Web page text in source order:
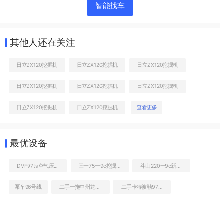
右前45
智能找车
其他人还在关注
日立ZX120挖掘机 日立ZX120挖掘机 日立ZX120挖掘机
日立ZX120挖掘机 日立ZX120挖掘机 日立ZX120挖掘机
日立ZX120挖掘机 日立ZX120挖掘机 查看更多
最优设备
泵车96号线 二手卡特彼勒973D装载机